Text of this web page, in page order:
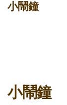
小鬧鐘
小鬧鐘